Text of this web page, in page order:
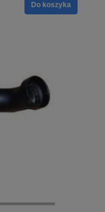
Do koszyka